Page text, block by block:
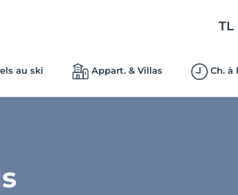
TL
au ski Appart. & Villas Ch. à